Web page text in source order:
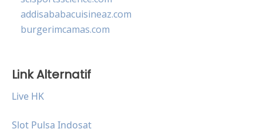
addisababacuisineaz.com
burgerimcamas.com
Link Alternatif
Live HK
Slot Pulsa Indosat